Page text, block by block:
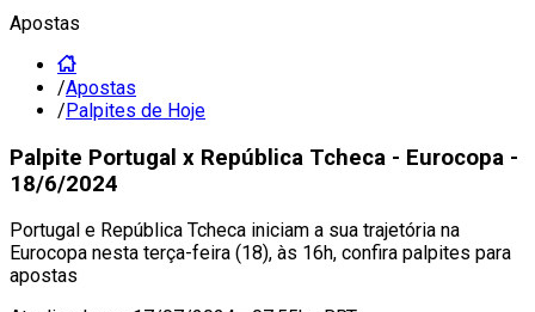
Apostas
/Apostas
/Palpites de Hoje
Palpite Portugal x República Tcheca - Eurocopa -
18/6/2024
Portugal e República Tcheca iniciam a sua trajetória na
Eurocopa nesta terça-feira (18), às 16h, confira palpites para
apostas